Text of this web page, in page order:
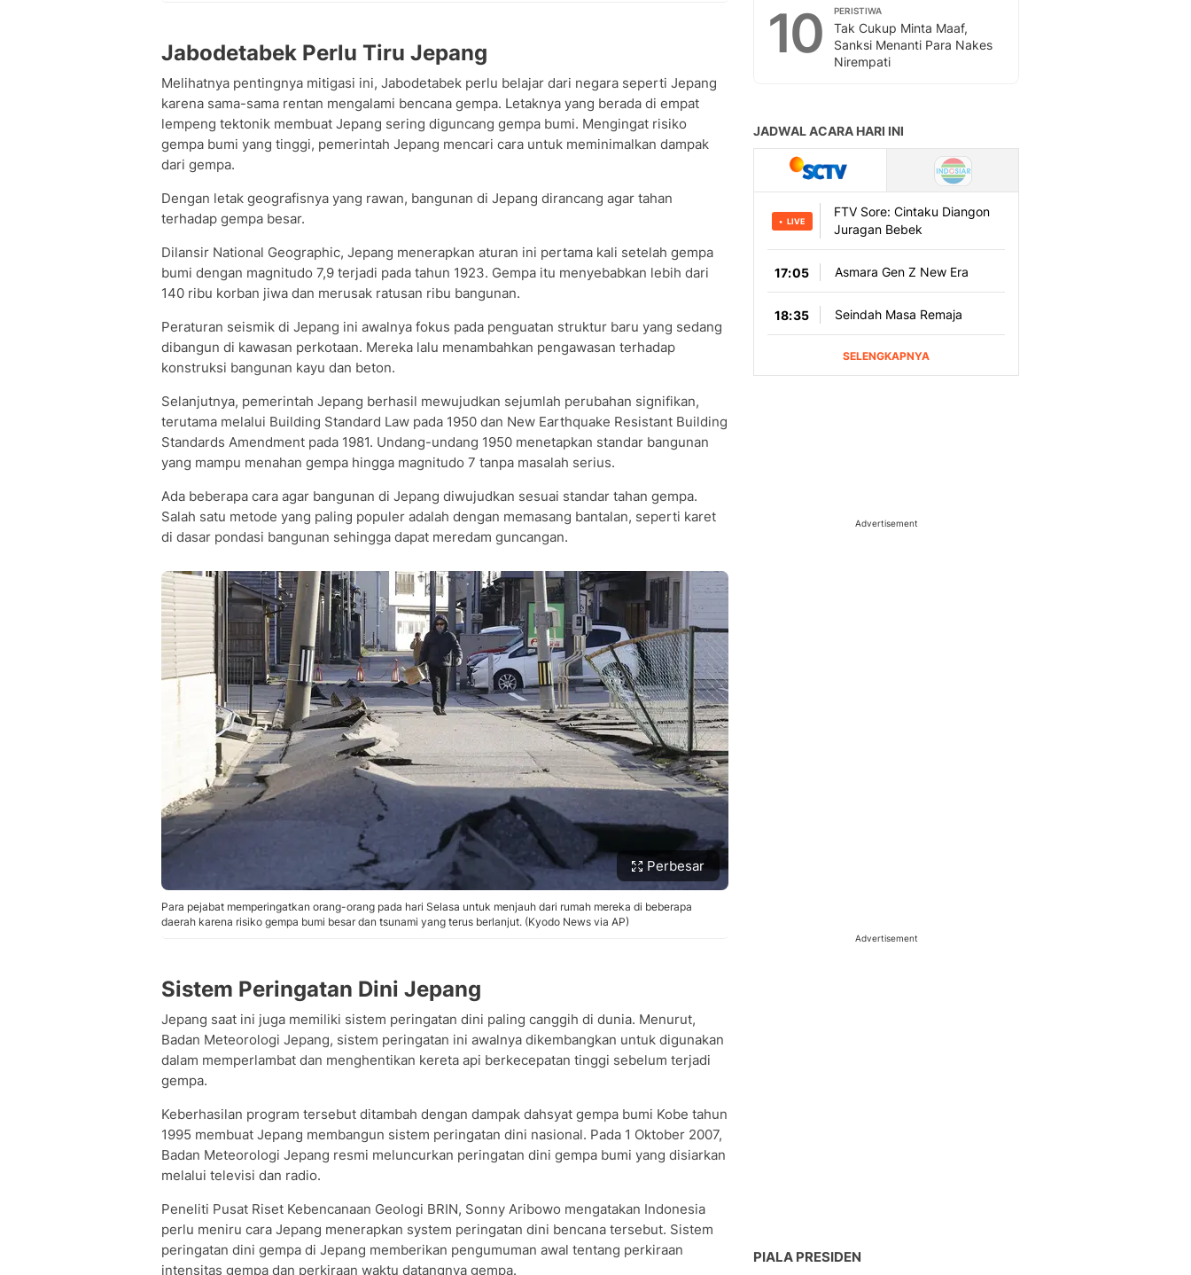
Jabodetabek Perlu Tiru Jepang
Melihatnya pentingnya mitigasi ini, Jabodetabek perlu belajar dari negara seperti Jepang
karena sama-sama rentan mengalami bencana gempa. Letaknya yang berada di empat
lempeng tektonik membuat Jepang sering diguncang gempa bumi. Mengingat risiko
gempa bumi yang tinggi, pemerintah Jepang mencari cara untuk meminimalkan dampak
dari gempa.
Dengan letak geografisnya yang rawan, bangunan di Jepang dirancang agar tahan
terhadap gempa besar.
Dilansir National Geographic, Jepang menerapkan aturan ini pertama kali setelah gempa
bumi dengan magnitudo 7,9 terjadi pada tahun 1923. Gempa itu menyebabkan lebih dari
140 ribu korban jiwa dan merusak ratusan ribu bangunan.
Peraturan seismik di Jepang ini awalnya fokus pada penguatan struktur baru yang sedang
dibangun di kawasan perkotaan. Mereka lalu menambahkan pengawasan terhadap
konstruksi bangunan kayu dan beton.
Selanjutnya, pemerintah Jepang berhasil mewujudkan sejumlah perubahan signifikan,
terutama melalui Building Standard Law pada 1950 dan New Earthquake Resistant Building
Standards Amendment pada 1981. Undang-undang 1950 menetapkan standar bangunan
yang mampu menahan gempa hingga magnitudo 7 tanpa masalah serius.
Ada beberapa cara agar bangunan di Jepang diwujudkan sesuai standar tahan gempa.
Salah satu metode yang paling populer adalah dengan memasang bantalan, seperti karet
di dasar pondasi bangunan sehingga dapat meredam guncangan.
Perbesar
Para pejabat memperingatkan orang-orang pada hari Selasa untuk menjauh dari rumah mereka di beberapa
daerah karena risiko gempa bumi besar dan tsunami yang terus berlanjut. (Kyodo News via AP)
Sistem Peringatan Dini Jepang
Jepang saat ini juga memiliki sistem peringatan dini paling canggih di dunia. Menurut,
Badan Meteorologi Jepang, sistem peringatan ini awalnya dikembangkan untuk digunakan
dalam memperlambat dan menghentikan kereta api berkecepatan tinggi sebelum terjadi
gempa.
Keberhasilan program tersebut ditambah dengan dampak dahsyat gempa bumi Kobe tahun
1995 membuat Jepang membangun sistem peringatan dini nasional. Pada 1 Oktober 2007,
Badan Meteorologi Jepang resmi meluncurkan peringatan dini gempa bumi yang disiarkan
melalui televisi dan radio.
Peneliti Pusat Riset Kebencanaan Geologi BRIN, Sonny Aribowo mengatakan Indonesia
perlu meniru cara Jepang menerapkan system peringatan dini bencana tersebut. Sistem
peringatan dini gempa di Jepang memberikan pengumuman awal tentang perkiraan
intensitas gempa dan perkiraan waktu datangnya gempa.
10 PERISTIWA
Tak Cukup Minta Maaf,
Sanksi Menanti Para Nakes
Nirempati
Advertisement
Advertisement
PIALA PRESIDEN